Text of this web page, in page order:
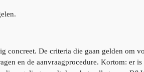
concreet. De criteria die gaan gelden om
en de aanvraagprocedure. Kortom: er is